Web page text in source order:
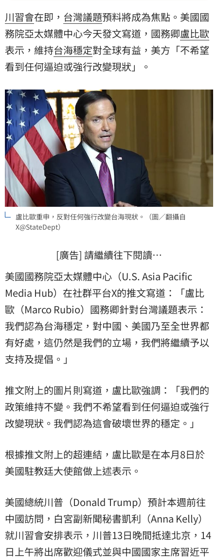
川習會在即， 台灣議題預料將成為焦點。美國國
務院亞太媒體中心今天發文寫道，國務卿盧比歐
表示，維持台海穩定對全球有益，美方「不希望
看到任何逼迫或強行改變現狀」。
盧比歐重申，反對任何強行改變台海現狀。（圖／翻攝自
X@StateDept）
[廣告] 請繼續往下閱讀…
美國國務院亞太媒體中心（U.S. Asia Pacific
Media Hub）在社群平台X的推文寫道：「盧比
歐（Marco Rubio）國務卿針對台灣議題表示：
我們認為台海穩定，對中國、美國乃至全世界都
有好處，這仍然是我們的立場，我們將繼續予以
支持及提倡。」
推文附上的圖片則寫道，盧比歐強調：「我們的
政策維持不變。我們不希望看到任何逼迫或強行
改變現狀。我們認為這會破壞世界的穩定。」
根據推文附上的超連結，盧比歐是在本月8日於
美國駐教廷大使館做上述表示。
美國總統川普（Donald Trump）預計本週前往
中國訪問，白宮副新聞秘書凱利（Anna Kelly）
就川習會安排表示，川普13日晚間抵達北京，14
日上午將出席歡迎儀式並與中國國家主席習近平